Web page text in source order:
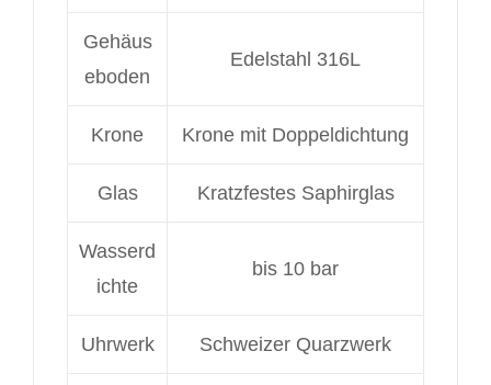
Gehäus
eboden
Edelstahl 316L
Krone Krone mit Doppeldichtung
Glas Kratzfestes Saphirglas
Wasserd
ichte
bis 10 bar
Uhrwerk Schweizer Quarzwerk